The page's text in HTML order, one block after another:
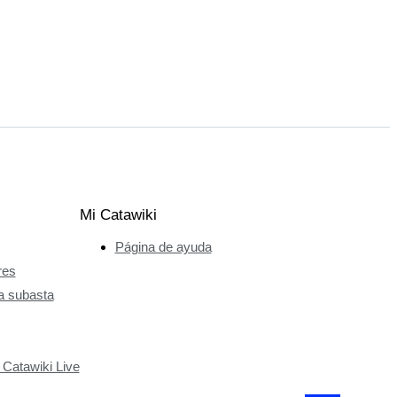
subasta
Live
Mi Catawiki
Página de ayuda